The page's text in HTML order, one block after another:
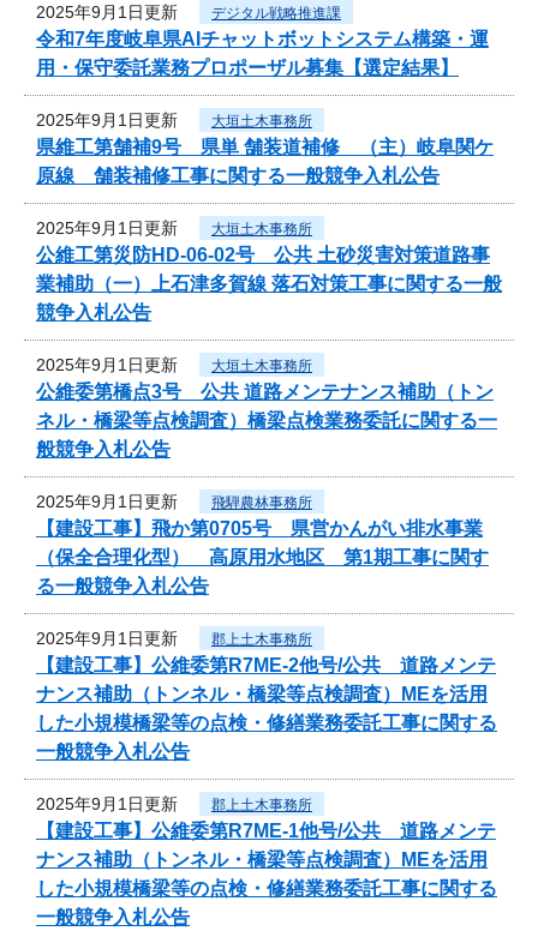
2025年9月1日更新 デジタル戦略推進課
令和7年度岐阜県AIチャットボットシステム構築・運
用・保守委託業務プロポーザル募集【選定結果】
2025年9月1日更新 大垣土木事務所
県維工第舗補9号 県単 舗装道補修 （主）岐阜関ケ
原線 舗装補修工事に関する一般競争入札公告
2025年9月1日更新 大垣土木事務所
公維工第災防HD-06-02号 公共 土砂災害対策道路事
業補助（一）上石津多賀線 落石対策工事に関する一般
競争入札公告
2025年9月1日更新 大垣土木事務所
公維委第橋点3号 公共 道路メンテナンス補助（トン
ネル・橋梁等点検調査）橋梁点検業務委託に関する一
般競争入札公告
2025年9月1日更新 飛騨農林事務所
【建設工事】飛か第0705号 県営かんがい排水事業
（保全合理化型） 高原用水地区 第1期工事に関す
る一般競争入札公告
2025年9月1日更新 郡上土木事務所
【建設工事】公維委第R7ME-2他号/公共 道路メンテ
ナンス補助（トンネル・橋梁等点検調査）MEを活用
した小規模橋梁等の点検・修繕業務委託工事に関する
一般競争入札公告
2025年9月1日更新 郡上土木事務所
【建設工事】公維委第R7ME-1他号/公共 道路メンテ
ナンス補助（トンネル・橋梁等点検調査）MEを活用
した小規模橋梁等の点検・修繕業務委託工事に関する
一般競争入札公告